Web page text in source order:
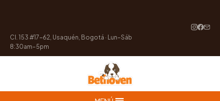
Cl. 153 #17-62, Usaquén, Bogotá · Lun–Sáb
8:30am–5pm